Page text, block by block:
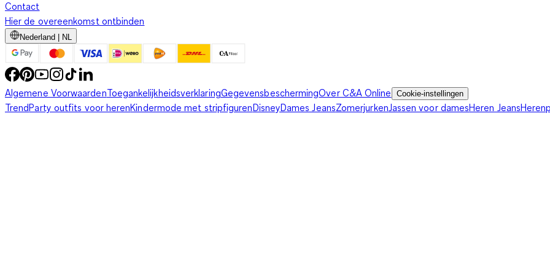
Contact
Hier de overeenkomst ontbinden
Nederland | NL
Algemene VoorwaardenToegankelijkheidsverklaringGegevensbeschermingOver C&A Online Cookie-instellingen
TrendParty outfits voor herenKindermode met stripfigurenDisneyDames JeansZomerjurken Jassen voor damesHeren Jeans